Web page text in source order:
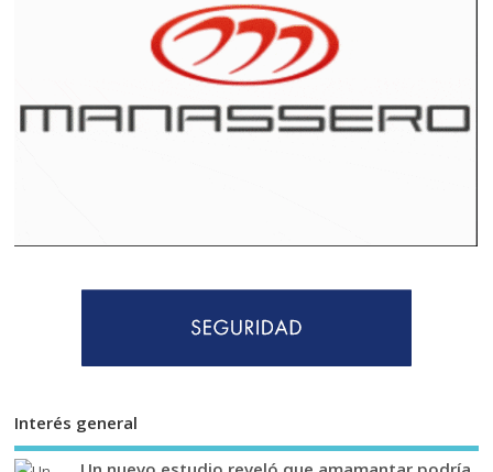
Interés general